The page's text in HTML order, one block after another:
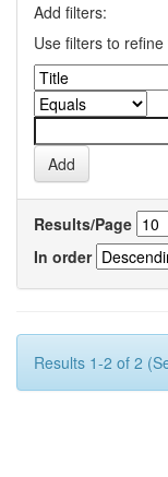
Add filters:
Use filters to
Results/Page
In order
Results 1-2 of 2